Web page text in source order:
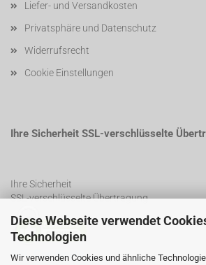
Diese Webseite verwendet
Technologien
Wir verwenden Cookies und ähnliche
Liefer- und Versandkosten
Privatsphäre und Datenschutz
Widerrufsrecht
Cookie Einstellungen
Ihre Sicherheit SSL-verschlüsselte
Ihre Sicherheit
SSL-verschlüsselte Übertragung
SSL Certificate